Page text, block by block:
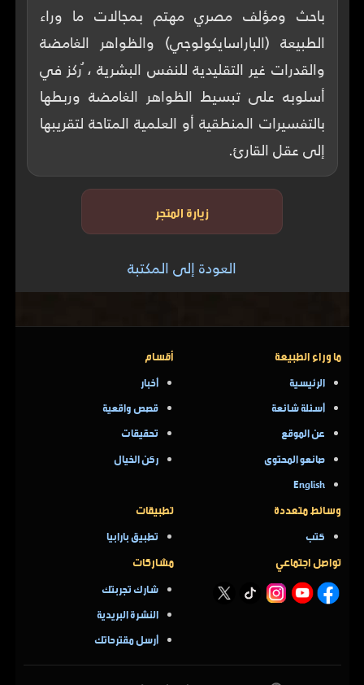
باحث ومؤلف مصري مهتم بمجالات ما وراء
الطبيعة (الباراسايكولوجي) والظواهر الغامضة
والقدرات غير التقليدية للنفس البشرية ، ُركز في
أسلوبه على تبسيط الظواهر الغامضة وربطها
بالتفسيرات المنطقية أو العلمية المتاحة لتقريبها
إلى عقل القارئ.
زيارة المتجر
العودة إلى المكتبة
ما وراء الطبيعة
الرئيسية
أسئلة شائعة
عن الموقع
صانعو المحتوى
English
أقسام
أخبار
قصص واقعية
تحقيقات
ركن الخيال
وسائط متعددة
كتب
تطبيقات
تطبيق بارابيا
تواصل اجتماعي مشاركات
شارك تجربتك
النشرة البريدية
أرسل مقترحاتك